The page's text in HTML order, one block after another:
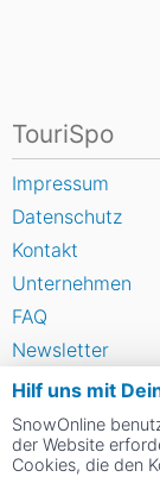
Hilf uns mit
SnowOnline
der Website
Cookies, die den
TouriSpo
Impressum
Datenschutz
Kontakt
Unternehmen
FAQ
Newsletter
Widget
Umfragen
Skigebiet